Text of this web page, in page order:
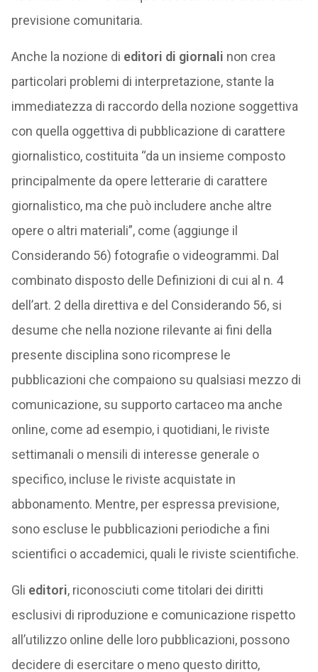
previsione comunitaria.
Anche la nozione di editori di giornali non crea
particolari problemi di interpretazione, stante la
immediatezza di raccordo della nozione soggettiva
con quella oggettiva di pubblicazione di carattere
giornalistico, costituita “da un insieme composto
principalmente da opere letterarie di carattere
giornalistico, ma che può includere anche altre
opere o altri materiali”, come (aggiunge il
Considerando 56) fotografie o videogrammi. Dal
combinato disposto delle Definizioni di cui al n. 4
dell’art. 2 della direttiva e del Considerando 56, si
desume che nella nozione rilevante ai fini della
presente disciplina sono ricomprese le
pubblicazioni che compaiono su qualsiasi mezzo di
comunicazione, su supporto cartaceo ma anche
online, come ad esempio, i quotidiani, le riviste
settimanali o mensili di interesse generale o
specifico, incluse le riviste acquistate in
abbonamento. Mentre, per espressa previsione,
sono escluse le pubblicazioni periodiche a fini
scientifici o accademici, quali le riviste scientifiche.
Gli editori, riconosciuti come titolari dei diritti
esclusivi di riproduzione e comunicazione rispetto
all’utilizzo online delle loro pubblicazioni, possono
decidere di esercitare o meno questo diritto,